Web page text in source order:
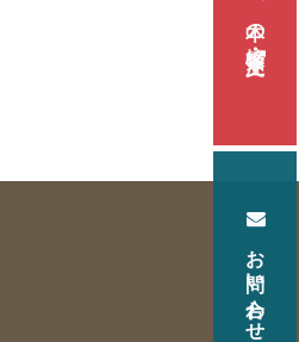
本の検索・注文
お問い合わせ